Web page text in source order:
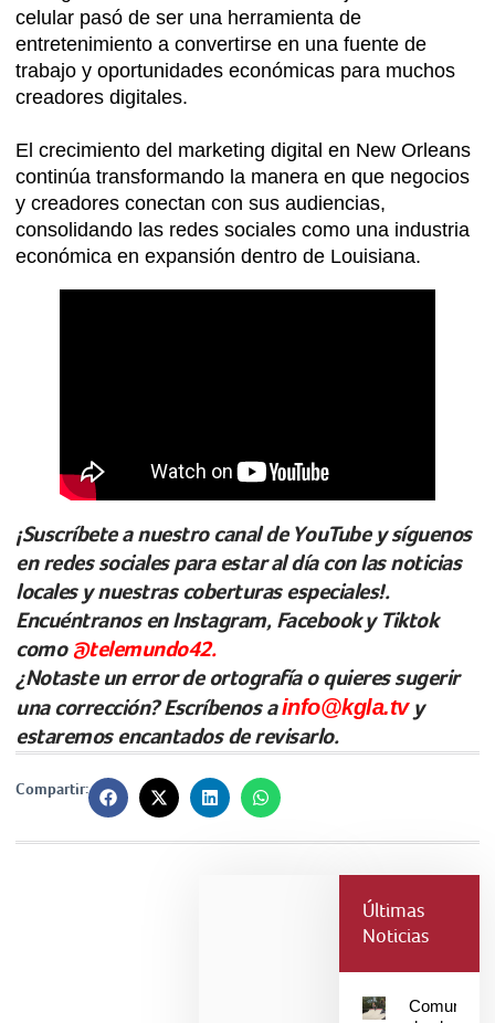
celular pasó de ser una herramienta de
entretenimiento a convertirse en una fuente de
trabajo y oportunidades económicas para muchos
creadores digitales.
El crecimiento del marketing digital en New Orleans
continúa transformando la manera en que negocios
y creadores conectan con sus audiencias,
consolidando las redes sociales como una industria
económica en expansión dentro de Louisiana.
¡Suscríbete a nuestro canal de YouTube y síguenos
en redes sociales para estar al día con las noticias
locales y nuestras coberturas especiales!.
Encuéntranos en Instagram, Facebook y Tiktok
como@telemundo42.
¿Notaste un error de ortografía o quieres sugerir
una corrección? Escríbenos ainfo@kgla.tvy
estaremos encantados de revisarlo.
Compartir:
Últimas
Noticias
Comunidad